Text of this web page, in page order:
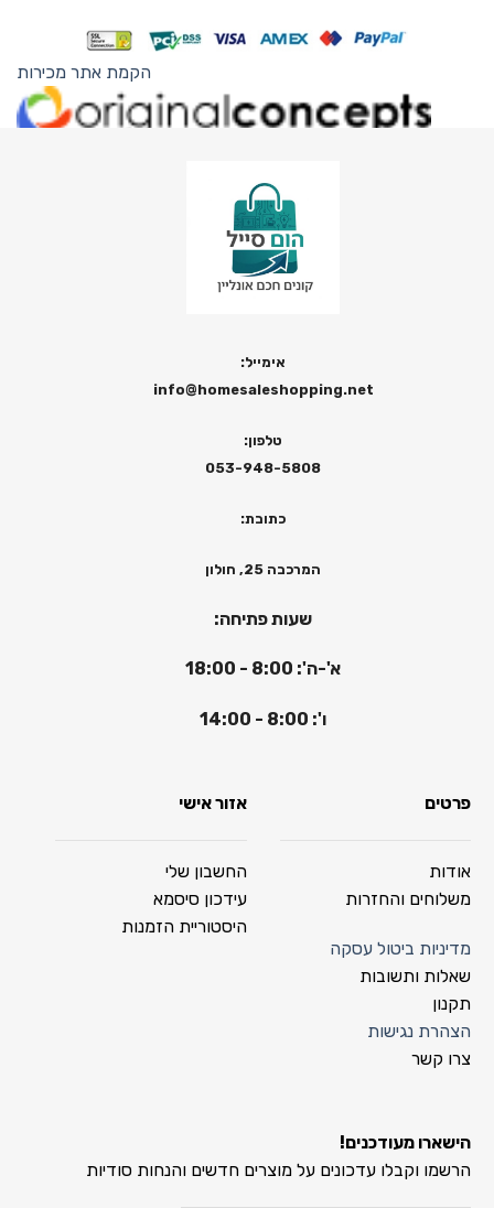
הקמת אתר מכירות
אימייל:
info@homesaleshopping.net
טלפון:
053-948-5808
כתובת:
המרכבה 25, חולון
שעות פתיחה:
א'-ה': 8:00 - 18:00
ו': 8:00 - 14:00
פרטים
אודות
משלוחים והחזרות
מדיניות ביטול עסקה
שאלות ותשובות
תקנון
הצהרת נגישות
צרו קשר
אזור אישי
החשבון שלי
עידכון סיסמא
היסטוריית הזמנות
הישארו מעודכנים!
הרשמו וקבלו עדכונים על מוצרים חדשים והנחות סודיות